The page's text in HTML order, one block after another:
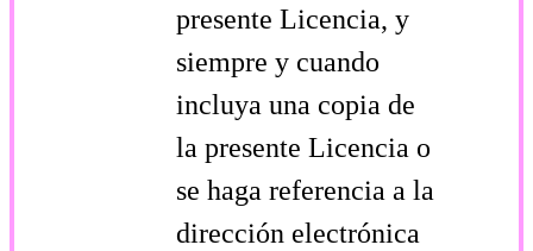
presente Licencia, y
siempre y cuando
incluya una copia de
la presente Licencia o
se haga referencia a la
dirección electrónica